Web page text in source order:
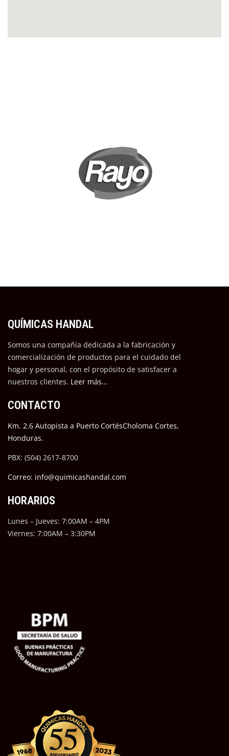
QUÍMICAS HANDAL
Somos una compañía dedicada a la fabricación y
comercialización de productos para el cuidado del
hogar y personal, con el propósito de satisfacer a
nuestros clientes. Leer más…
CONTACTO
Km. 2.6 Autopista a Puerto CortésCholoma Cortes,
Honduras.
PBX: (504) 2617-8700
Correo: info@quimicashandal.com
HORARIOS
Lunes – Jueves: 7:00AM – 4PM
Viernes: 7:00AM – 3:30PM